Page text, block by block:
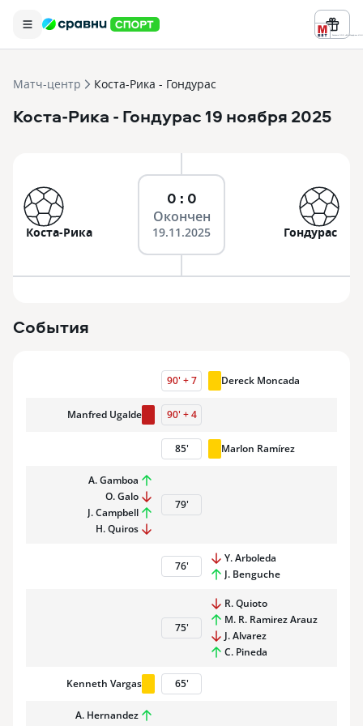
Реклама ООО «БК «Марафон» ИНН
Матч-центр Коста-Рика - Гондурас
Коста-Рика - Гондурас 19 ноября 2025
Коста-Рика
0 : 0
Окончен
19.11.2025 Гондурас
События
90' +7 Dereck Moncada
Manfred Ugalde 90' +4
85' Marlon Ramírez
A. Gamboa
O. Galo
J. Campbell
H. Quiros
79'
76'
Y. Arboleda
J. Benguche
75'
R. Quioto
M. R. Ramirez Arauz
J. Alvarez
C. Pineda
Kenneth Vargas 65'
A. Hernandez